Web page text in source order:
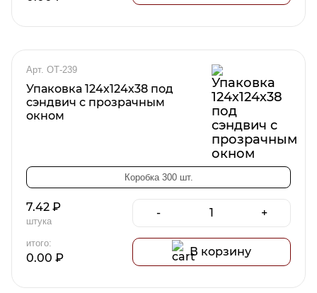
Арт. ОТ-239
Упаковка 124х124х38 под
сэндвич с прозрачным
окном
Коробка 300 шт.
7.42 ₽
штука
- +
итого:
0.00 ₽ В корзину